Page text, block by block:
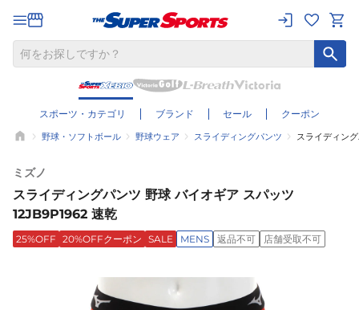
スポーツ・カテゴリ ブランド セール クーポン
野球・ソフトボール 野球ウェア スライディングパンツ スライディン
ミズノ
スライディングパンツ 野球 バイオギア スパッツ
12JB9P1962 速乾
25%OFF 20%OFFクーポン SALE MENS 返品不可 店舗受取不可